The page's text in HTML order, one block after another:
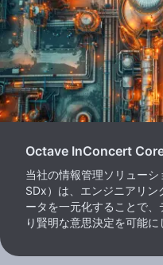
Octave InConcert
当社の情報管理ソリュー
SDx）は、エンジニアリン
ータを一元化することで、
り賢明な意思決定を可能に